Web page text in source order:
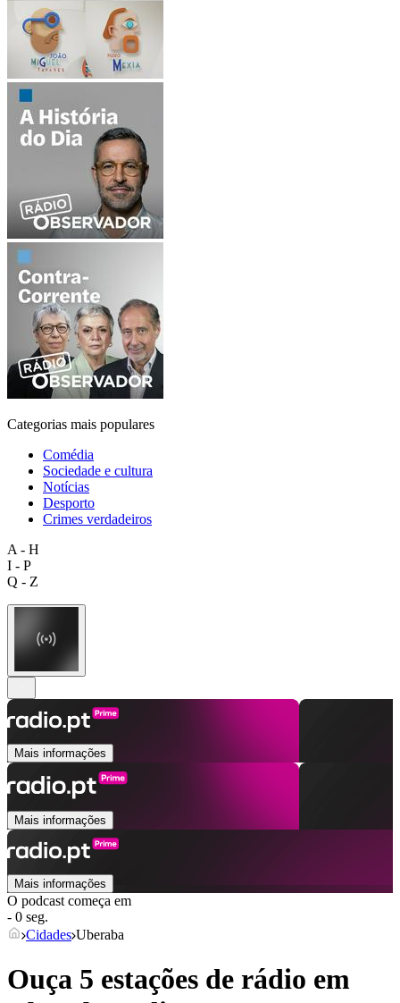
Categorias mais populares
Comédia
Sociedade e cultura
Notícias
Desporto
Crimes verdadeiros
A - H
I - P
Q - Z
Mais informações
Mais informações
Mais informações
O podcast começa em
- 0 seg.
Cidades Uberaba
Ouça 5 estações de rádio em